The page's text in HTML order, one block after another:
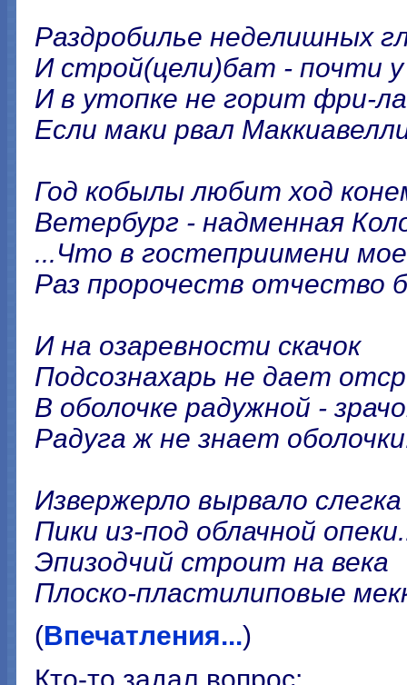
Раздробилье неделишных
И строй(цели)бат - почти у
И в утопке не горит фри-
Если маки рвал
Год кобылы любит ход
Ветербург - надменная
...Что в гостеприимени
Раз пророчеств отчество
И на озаревности скачок
Подсознахарь не дает
В оболочке радужной -
Радуга ж не знает
Извержерло вырвало слегка
Пики из-под облачной
Эпизодчий строит на века
Плоско-пластилиповые
(Впечатления...)
Кто-то задал вопрос: